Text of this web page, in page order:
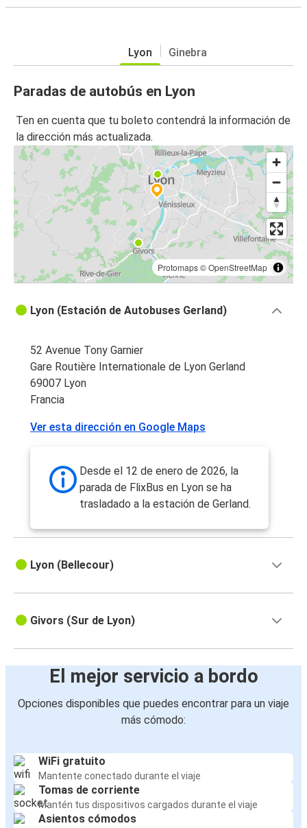
Lyon Ginebra
Paradas de autobús en Lyon
Ten en cuenta que tu boleto contendrá la información de
la dirección más actualizada.
Protomaps©OpenStreetMap
Lyon (Estación de Autobuses Gerland)
52 Avenue Tony Garnier
Gare Routière Internationale de Lyon Gerland
69007 Lyon
Francia
Ver esta dirección en Google Maps
Desde el 12 de enero de 2026, la
parada de FlixBus en Lyon se ha
trasladado a la estación de Gerland.
Lyon (Bellecour)
Givors (Sur de Lyon)
El mejor servicio a bordo
Opciones disponibles que puedes encontrar para un viaje
más cómodo:
WiFi gratuito
Mantente conectado durante el viaje
Tomas de corriente
Mantén tus dispositivos cargados durante el viaje
Asientos cómodos